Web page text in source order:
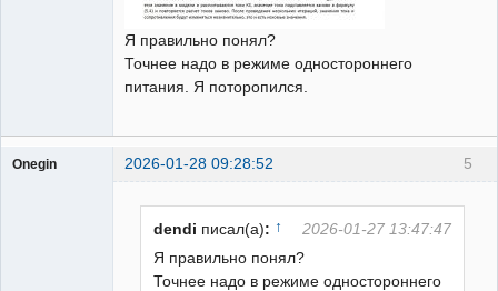
Я правильно понял?
Точнее надо в режиме одностороннего
питания. Я поторопился.
5
Onegin 2026-01-28 09:28:52
dendi писал(а): ↑
2026-01-27 13:47:47
Я правильно понял?
Точнее надо в режиме одностороннего